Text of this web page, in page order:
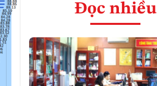
Đọc nhiều